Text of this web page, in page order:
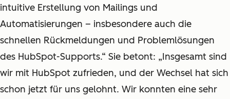
intuitive Erstellung von Mailings und
Automatisierungen − insbesondere auch die
schnellen Rückmeldungen und Problemlösungen
des HubSpot-Supports.“ Sie betont: „Insgesamt sind
wir mit HubSpot zufrieden, und der Wechsel hat sich
schon jetzt für uns gelohnt. Wir konnten eine sehr